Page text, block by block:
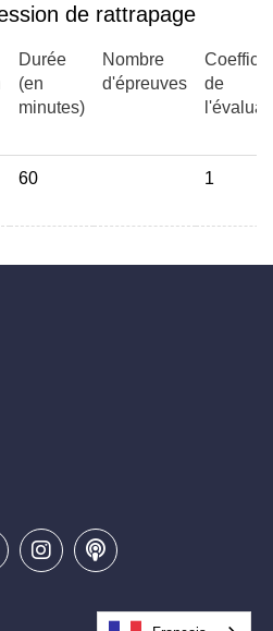
de rattrapage
Durée
(en
minutes)
Nombre
d'épreuves
de
60 1